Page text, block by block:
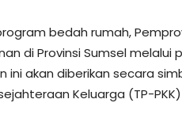
bedah rumah,
di Provinsi Sumsel
ini akan diberikan secara
Keluarga (TP-